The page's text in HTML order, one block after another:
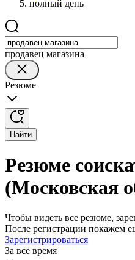
полный день
продавец магазина
Резюме
Найти
Резюме
(Московская
Чтобы видеть все резюме,
После регистрации покажем
Зарегистрироваться
За всё время